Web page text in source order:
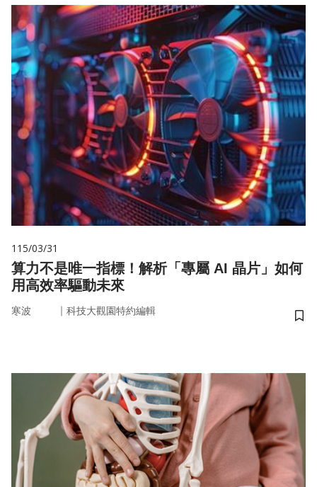
115/03/31
算力不是唯一指標！解析「專屬 AI 晶片」如何
用高效率驅動未來
寒波 ｜ 科技大觀園特約編輯
儲